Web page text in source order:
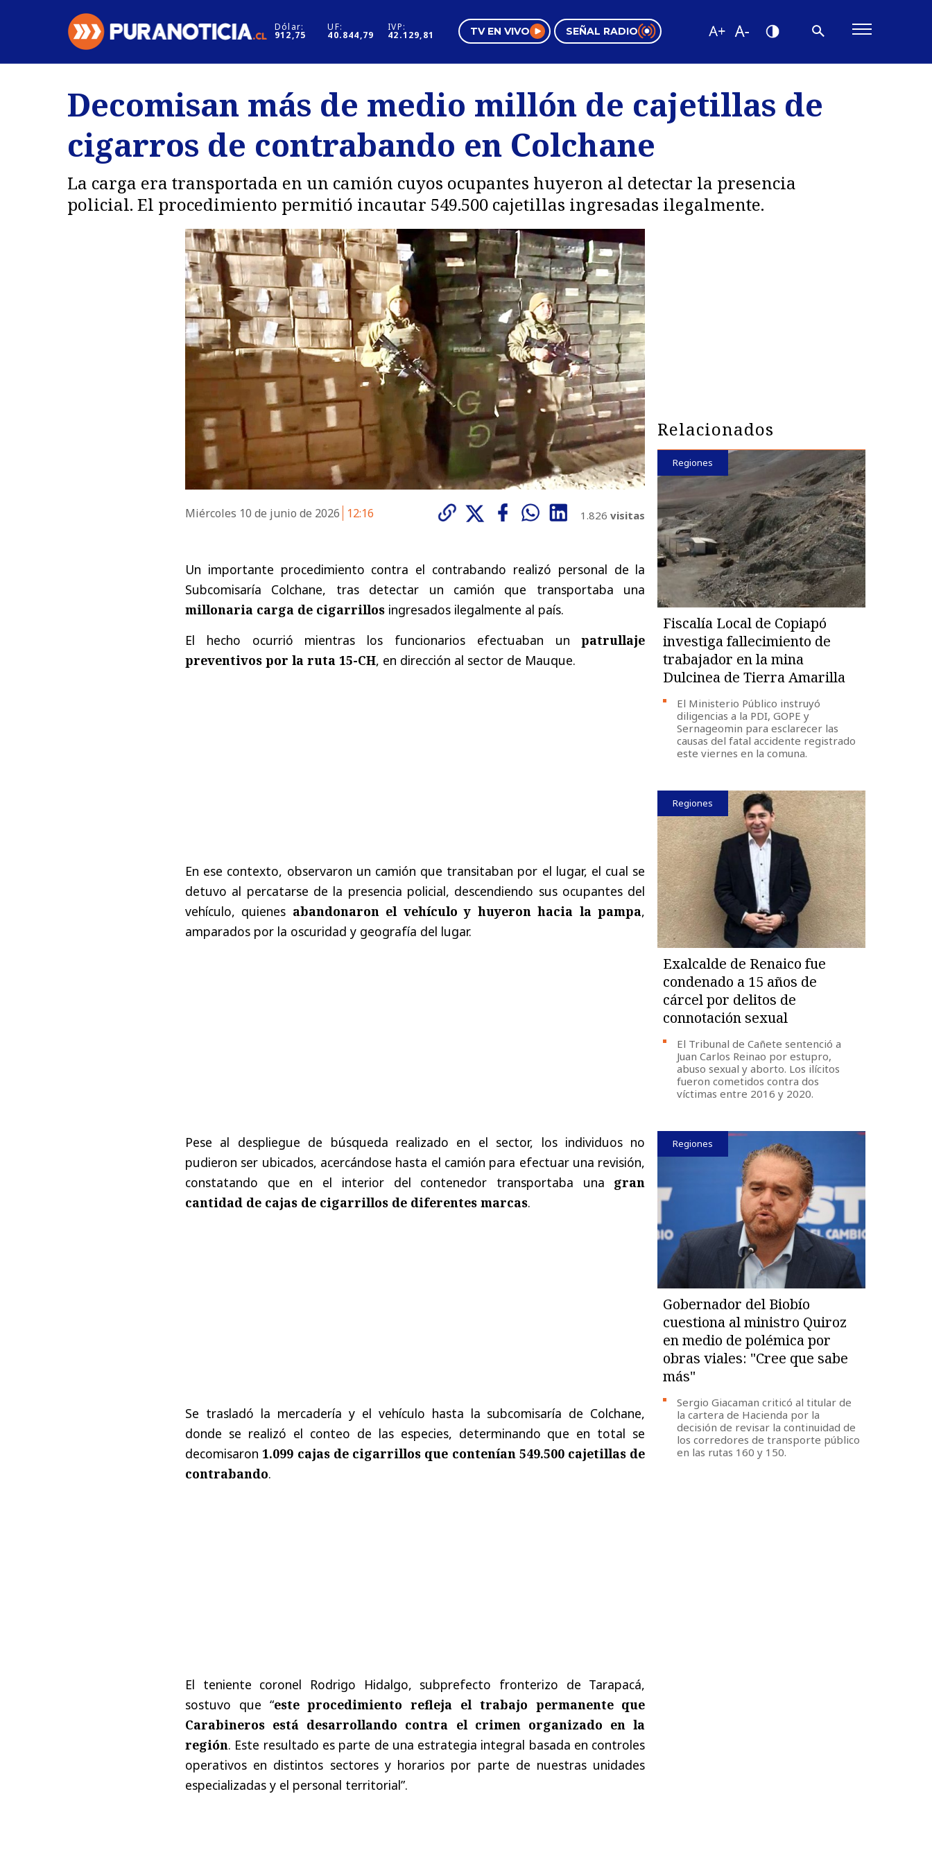
Dólar:
912,75
UF:
40.844,79
IVP:
42.129,81 TV EN VIVO SEÑAL RADIO
Regiones
Deportes
Internacional
Motores
Negocios
Pura Mujer
Tendencias
Videos
Decomisan más de medio millón de cajetillas de
cigarros de contrabando en Colchane
La carga era transportada en un camión cuyos ocupantes huyeron al detectar la presencia
policial. El procedimiento permitió incautar 549.500 cajetillas ingresadas ilegalmente.
Miércoles 10 de junio de 2026 12:16 1.826 visitas
Un importante procedimiento contra el contrabando realizó personal de la
Subcomisaría Colchane, tras detectar un camión que transportaba una
millonaria carga de cigarrillos ingresados ilegalmente al país.
El hecho ocurrió mientras los funcionarios efectuaban unpatrullaje
preventivos por la ruta 15-CH, en dirección al sector de Mauque.
En ese contexto, observaron un camión que transitaban por el lugar, el cual se
detuvo al percatarse de la presencia policial, descendiendo sus ocupantes del
vehículo, quienes abandonaron el vehículo y huyeron hacia la pampa,
amparados por la oscuridad y geografía del lugar.
Pese al despliegue de búsqueda realizado en el sector, los individuos no
pudieron ser ubicados, acercándose hasta el camión para efectuar una revisión,
constatando que en el interior del contenedor transportaba una gran
cantidad de cajas de cigarrillos de diferentes marcas.
Se trasladó la mercadería y el vehículo hasta la subcomisaría de Colchane,
donde se realizó el conteo de las especies, determinando que en total se
decomisaron1.099 cajas de cigarrillos que contenían 549.500 cajetillas de
contrabando.
El teniente coronel Rodrigo Hidalgo, subprefecto fronterizo de Tarapacá,
sostuvo que “este procedimiento refleja el trabajo permanente que
Carabineros está desarrollando contra el crimen organizado en la
región. Este resultado es parte de una estrategia integral basada en controles
operativos en distintos sectores y horarios por parte de nuestras unidades
especializadas y el personal territorial”.
Relacionados
Regiones
Fiscalía Local de Copiapó
investiga fallecimiento de
trabajador en la mina
Dulcinea de Tierra Amarilla
El Ministerio Público instruyó
diligencias a la PDI, GOPE y
Sernageomin para esclarecer las
causas del fatal accidente registrado
este viernes en la comuna.
Regiones
Exalcalde de Renaico fue
condenado a 15 años de
cárcel por delitos de
connotación sexual
El Tribunal de Cañete sentenció a
Juan Carlos Reinao por estupro,
abuso sexual y aborto. Los ilícitos
fueron cometidos contra dos
víctimas entre 2016 y 2020.
Regiones
Gobernador del Biobío
cuestiona al ministro Quiroz
en medio de polémica por
obras viales: "Cree que sabe
más"
Sergio Giacaman criticó al titular de
la cartera de Hacienda por la
decisión de revisar la continuidad de
los corredores de transporte público
en las rutas 160 y 150.